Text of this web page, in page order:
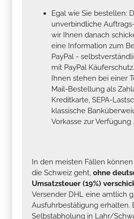
Egal wie Sie bestellen:
unverbindliche
wir Ihnen danach
eine Information zum
PayPal -
mit PayPal
Ihnen stehen bei einer
Mail-Bestellung als
Kreditkarte, SEPA-
klassische
Vorkasse zur Verfügung .
In den meisten Fällen können
die Schweiz geht, ohne
Umsatzsteuer (19%)
Versender DHL eine amtlich
Ausfuhrbestätigung erhalten.
Selbstabholung in Lahr/